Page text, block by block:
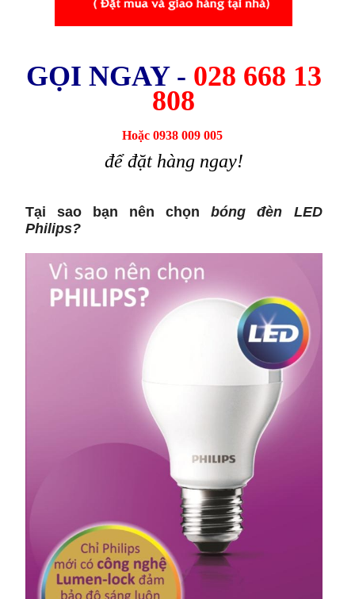
GỌI NGAY - 028 668 13
808
Hoặc 0938 009 005
để đặt hàng ngay!
Tại sao bạn nên chọnbóng đèn LED
Philips?